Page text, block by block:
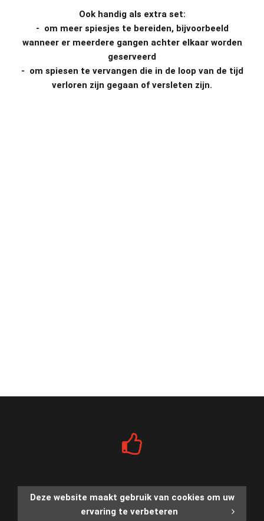
Ook handig als extra set:
- om meer spiesjes te bereiden, bijvoorbeeld
wanneer er meerdere gangen achter elkaar worden
geserveerd
- om spiesen te vervangen die in de loop van de tijd
verloren zijn gegaan of versleten zijn.
Deze website maakt gebruik van cookies om uw
ervaring te verbeteren